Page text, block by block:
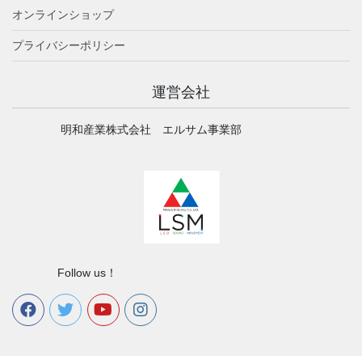
オンラインショップ
プライバシーポリシー
運営会社
明和産業株式会社 エルサム事業部
Follow us！